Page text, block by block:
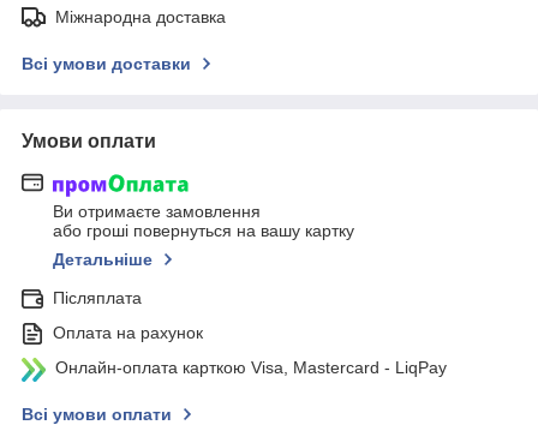
Міжнародна доставка
Всі умови доставки
Умови оплати
Ви отримаєте замовлення
або гроші повернуться на вашу картку
Детальніше
Післяплата
Оплата на рахунок
Онлайн-оплата карткою Visa, Mastercard - LiqPay
Всі умови оплати